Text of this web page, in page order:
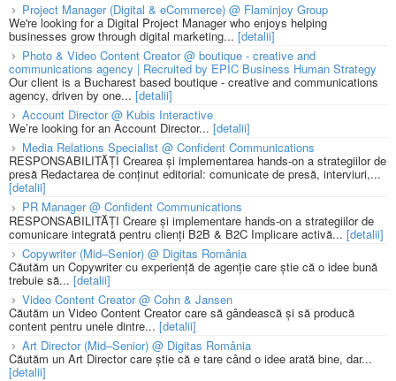
Project Manager (Digital & eCommerce) @ Flaminjoy Group
We're looking for a Digital Project Manager who enjoys helping
businesses grow through digital marketing... [detalii]
Photo & Video Content Creator @ boutique - creative and
communications agency | Recruited by EPIC Business Human Strategy
Our client is a Bucharest based boutique - creative and communications
agency, driven by one... [detalii]
Account Director @ Kubis Interactive
We’re looking for an Account Director... [detalii]
Media Relations Specialist @ Confident Communications
RESPONSABILITĂȚI Crearea și implementarea hands-on a strategiilor de
presă Redactarea de conținut editorial: comunicate de presă, interviuri,...
[detalii]
PR Manager @ Confident Communications
RESPONSABILITĂȚI Creare și implementare hands-on a strategiilor de
comunicare integrată pentru clienți B2B & B2C Implicare activă... [detalii]
Copywriter (Mid–Senior) @ Digitas România
Căutăm un Copywriter cu experiență de agenție care știe că o idee bună
trebuie să... [detalii]
Video Content Creator @ Cohn & Jansen
Căutăm un Video Content Creator care să gândească și să producă
content pentru unele dintre... [detalii]
Art Director (Mid–Senior) @ Digitas România
Căutăm un Art Director care știe că e tare când o idee arată bine, dar...
[detalii]